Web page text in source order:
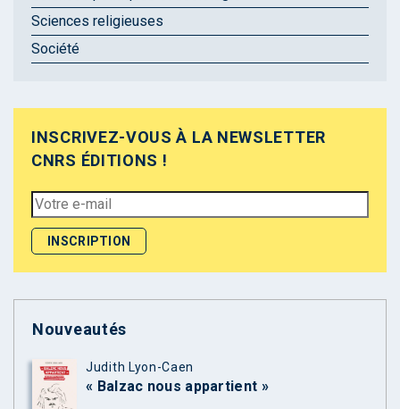
Sciences religieuses
Société
INSCRIVEZ-VOUS À LA NEWSLETTER
CNRS ÉDITIONS !
Nouveautés
Judith Lyon-Caen
« Balzac nous appartient »